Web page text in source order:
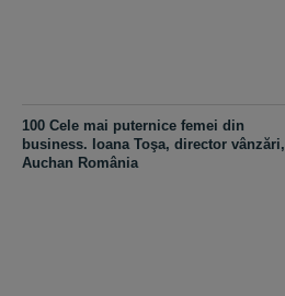
100 Cele mai puternice femei din
business. Ioana Toşa, director vânzări,
Auchan România